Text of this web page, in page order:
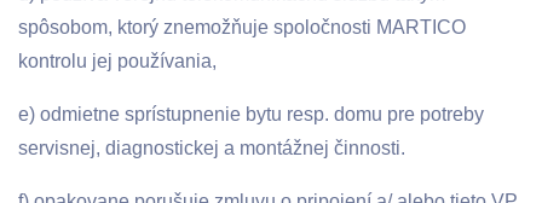
spôsobom, ktorý znemožňuje spoločnosti MARTICO
kontrolu jej používania,
e) odmietne sprístupnenie bytu resp. domu pre potreby
servisnej, diagnostickej a montážnej činnosti.